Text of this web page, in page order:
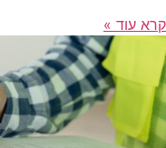
קרא עוד »